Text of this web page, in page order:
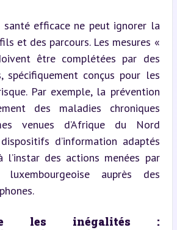
santé efficace ne peut ignorer la
et des parcours. Les mesures «
être complétées par des
spécifiquement conçus pour les
Par exemple, la prévention
des maladies chroniques
venues d’Afrique du Nord
d’information adaptés
l’instar des actions menées par
luxembourgeoise auprès des
les inégalités :